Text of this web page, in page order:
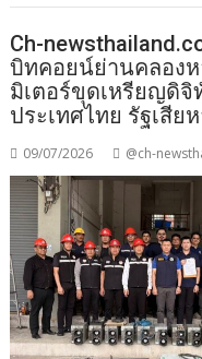
Ch-
บิทคอยน์ย่านคลอง
มิเตอร์ขุดเหรียญดิจิ
ประเทศไทย รัฐเสีย
09/07/2026 @ch-